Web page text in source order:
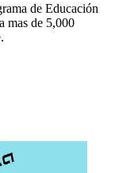
de Educación
mas de 5,000